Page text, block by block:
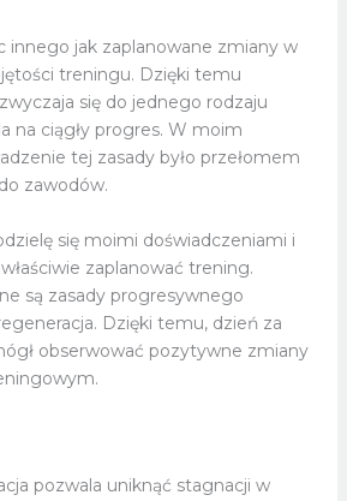
innego jak zaplanowane zmiany w
treningu. Dzięki temu
się do jednego rodzaju
na ciągły progres. W moim
tej zasady było przełomem
zawodów.
się moimi doświadczeniami i
zaplanować trening.
są zasady progresywnego
Dzięki temu, dzień za
obserwować pozytywne zmiany
pozwala uniknąć stagnacji w